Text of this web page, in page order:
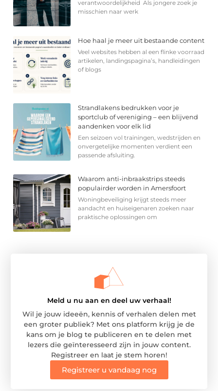
verantwoordelijkheid Als jongere zoek je
misschien naar werk
Hoe haal je meer uit bestaande content
Veel websites hebben al een flinke voorraad
artikelen, landingspagina’s, handleidingen
of blogs
Strandlakens bedrukken voor je
sportclub of vereniging – een blijvend
aandenken voor elk lid
Een seizoen vol trainingen, wedstrijden en
onvergetelijke momenten verdient een
passende afsluiting.
Waarom anti-inbraakstrips steeds
populairder worden in Amersfoort
Woningbeveiliging krijgt steeds meer
aandacht en huiseigenaren zoeken naar
praktische oplossingen om
Meld u nu aan en deel uw verhaal!
Wil je jouw ideeën, kennis of verhalen delen met
een groter publiek? Met ons platform krijg je de
kans om je blog te publiceren en te delen met
lezers die geïnteresseerd zijn in jouw content.
Registreer en laat je stem horen!
Registreer u vandaag nog